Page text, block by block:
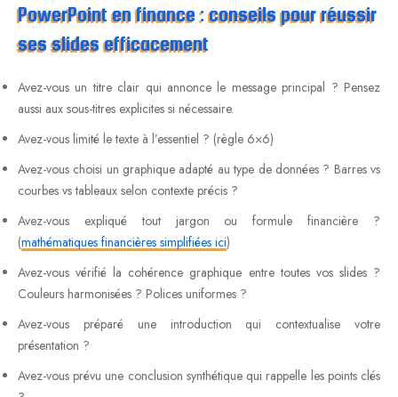
PowerPoint en finance : conseils pour réussir
ses slides efficacement
Avez-vous un titre clair qui annonce le message principal ? Pensez
aussi aux sous-titres explicites si nécessaire.
Avez-vous limité le texte à l’essentiel ? (règle 6×6)
Avez-vous choisi un graphique adapté au type de données ? Barres vs
courbes vs tableaux selon contexte précis ?
Avez-vous expliqué tout jargon ou formule financière ?
(mathématiques financières simplifiées ici)
Avez-vous vérifié la cohérence graphique entre toutes vos slides ?
Couleurs harmonisées ? Polices uniformes ?
Avez-vous préparé une introduction qui contextualise votre
présentation ?
Avez-vous prévu une conclusion synthétique qui rappelle les points clés